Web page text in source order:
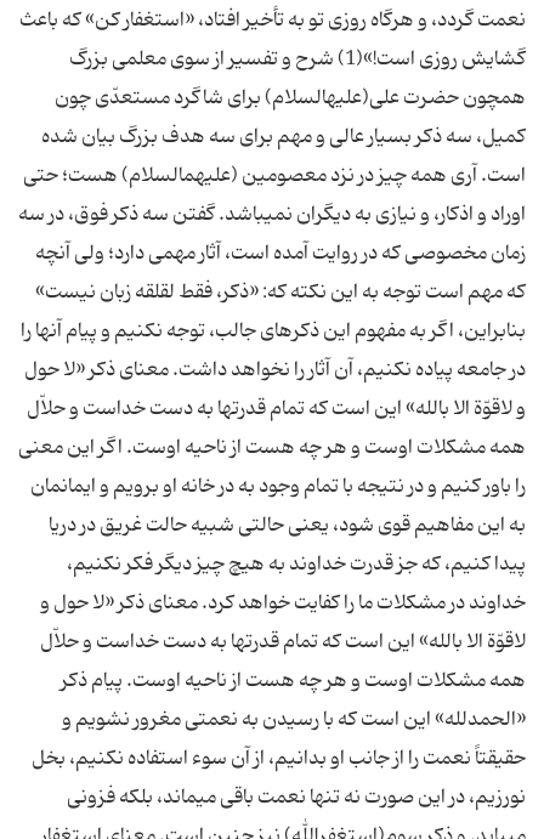
نعمت گردد، و هرگاه روزى تو به تأخیر افتاد، «استغفار كن» كه باعث
گشایش روزى است!»(1) شرح و تفسیر از سوى معلمى بزرگ
همچون حضرت على(علیه‎السلام) براى شاگرد مستعدّى چون
كمیل، سه ذكر بسیار عالى و مهم براى سه هدف بزرگ بیان شده
است. آرى همه چیز در نزد معصومین (علیهم‎السلام) هست؛ حتى
اوراد و اذكار، و نیازى به دیگران نمى‎باشد. گفتن سه ذكر فوق، در سه
زمان مخصوصى كه در روایت آمده است، آثار مهمى دارد؛ ولى آنچه
كه مهم است توجه به این نكته كه: «ذكر، فقط لقلقه زبان نیست»
بنابراین، اگر به مفهوم این ذكرهاى جالب، توجه نكنیم و پیام آنها را
در جامعه پیاده نكنیم، آن آثار را نخواهد داشت. معناى ذكر «لا حول
و لاقوّة الا بالله» این است كه تمام قدرت‎ها به دست خداست و حلاّل
همه مشكلات اوست و هر چه هست از ناحیه اوست. اگر این معنى
را باور كنیم و در نتیجه با تمام وجود به در خانه او برویم و ایمانمان
به این مفاهیم قوى شود، یعنى حالتى شبیه حالت غریق در دریا
پیدا كنیم، كه جز قدرت خداوند به هیچ چیز دیگر فكر نكنیم،
خداوند در مشكلات ما را كفایت خواهد كرد. معناى ذكر «لا حول و
لاقوّة الا بالله» این است كه تمام قدرت‎ها به دست خداست و حلاّل
همه مشكلات اوست و هر چه هست از ناحیه اوست. پیام ذكر
«الحمدلله» این است كه با رسیدن به نعمتى مغرور نشویم و
حقیقتاً نعمت را از جانب او بدانیم، از آن سوء استفاده نكنیم، بخل
نورزیم، در این صورت نه تنها نعمت باقى مى‎ماند، بلكه فزونى